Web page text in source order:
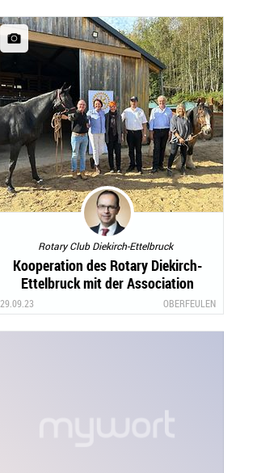
Rotary Club Diekirch-Ettelbruck
Kooperation des Rotary Diekirch-
Ettelbruck mit der Association
29.09.23 OBERFEULEN